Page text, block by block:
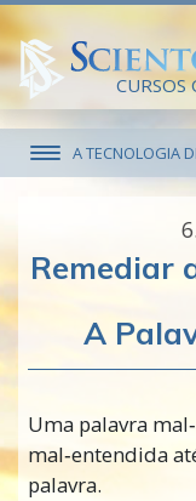
CURSOS
A TECNOLOGIA
Remediar
A
Uma palavra
mal‑entendida
palavra.